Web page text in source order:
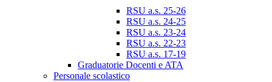
RSU a.s. 25-26
RSU a.s. 24-25
RSU a.s. 23-24
RSU a.s. 22-23
RSU a.s. 17-19
Graduatorie Docenti e ATA
Personale scolastico